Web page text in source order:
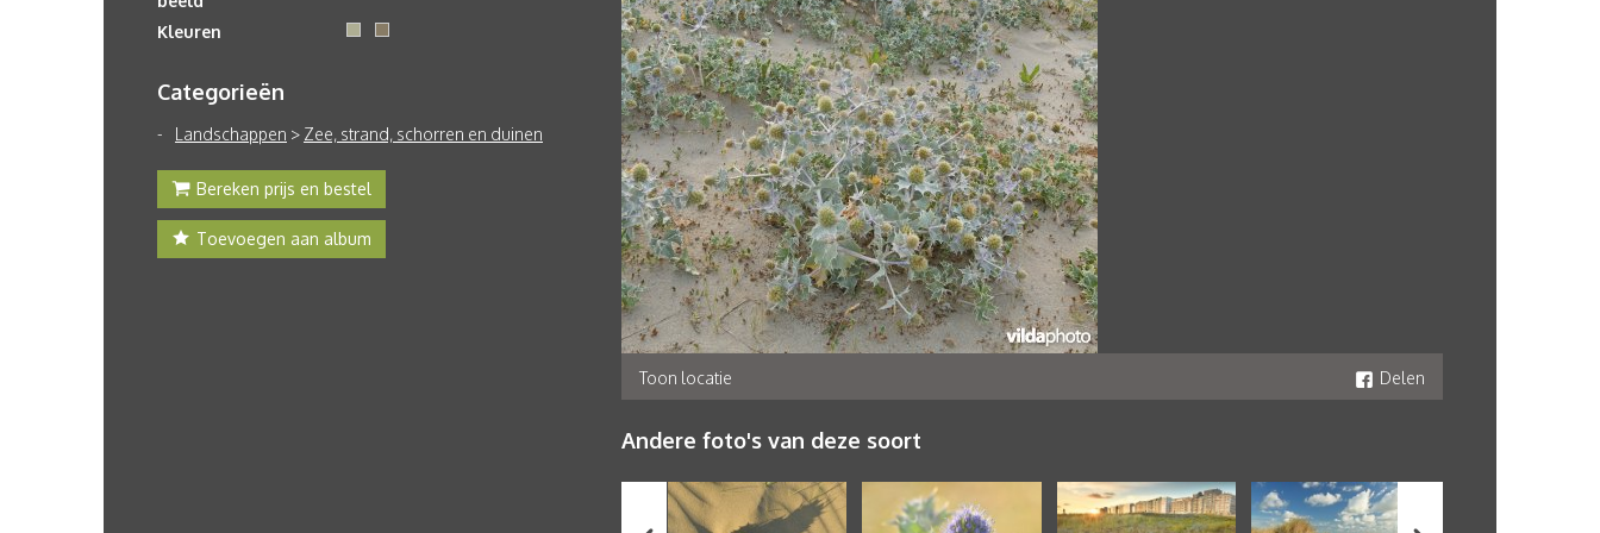
Kleuren
Categorieën
Landschappen > Zee, strand, schorren en duinen
Bereken prijs en bestel
Toevoegen aan album
Toon locatie Delen
Andere foto's van deze soort